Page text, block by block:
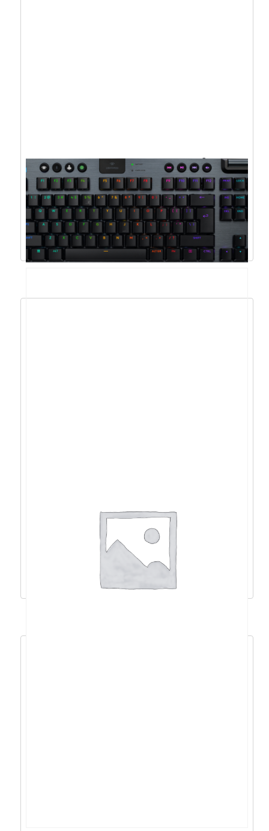
Genius Scorpion K7 Plus, gaming tipkovnica,
RGB – 31310056405
19,89 17,90€
Dodaj u košaricu
tipkovnica – 920-012757
272,15€ 244,93 €